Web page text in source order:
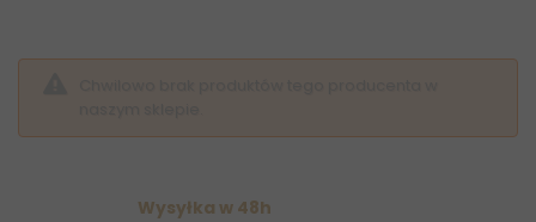
Wysyłka w 48h